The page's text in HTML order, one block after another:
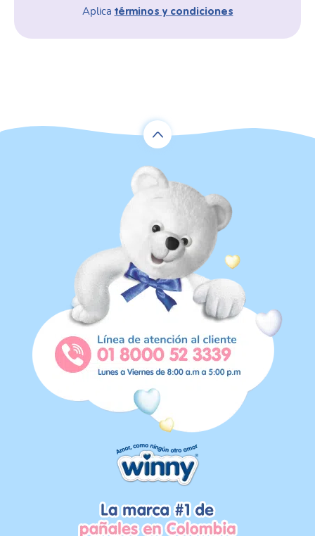
Aplica términos y condiciones